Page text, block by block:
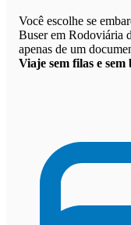
Você escolhe se
Buser em Rodoviária
apenas de um
Viaje sem filas e